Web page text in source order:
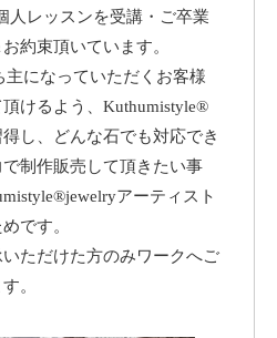
人レッスンを受講・ご卒業
約束頂いています。
主になっていただくお客様
けるよう、Kuthumistyle®
し、どんな石でも対応でき
制作販売して頂きたい事
アーティスト
です。
ただけた方のみワークへご
。